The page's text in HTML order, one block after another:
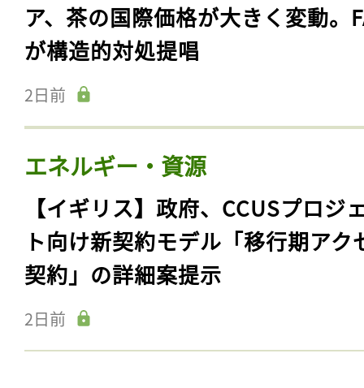
ア、茶の国際価格が大きく変動。
が構造的対処提唱
2日前
エネルギー・資源
【イギリス】政府、CCUSプロジ
ト向け新契約モデル「移行期アク
契約」の詳細案提示
2日前